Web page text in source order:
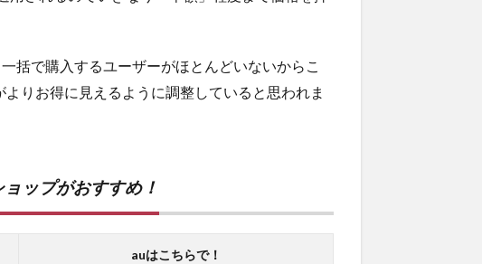
括で購入するユーザーがほとんどいないからこ
りお得に見えるように調整していると思われま
ップがおすすめ！
auはこちらで！